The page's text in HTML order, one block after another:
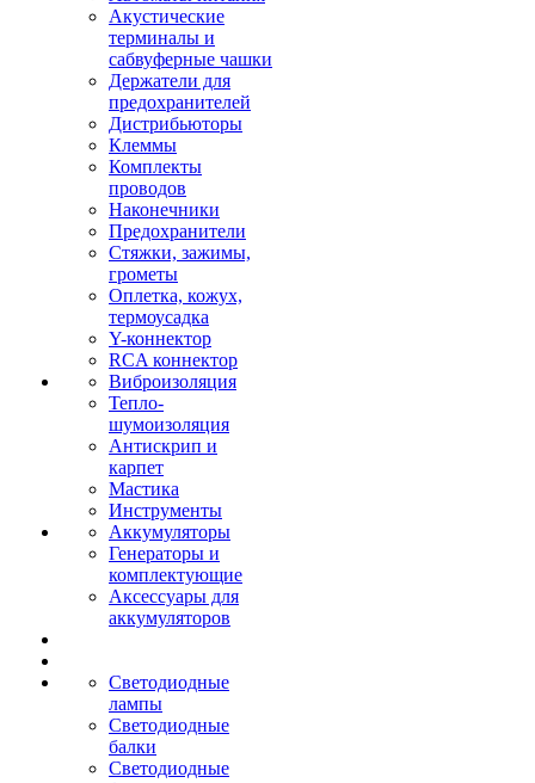
Акустические
терминалы и
сабвуферные чашки
Держатели для
предохранителей
Дистрибьюторы
Клеммы
Комплекты
проводов
Наконечники
Предохранители
Стяжки, зажимы,
грометы
Оплетка, кожух,
термоусадка
Y-коннектор
RCA коннектор
Виброизоляция
Тепло-
шумоизоляция
Антискрип и
карпет
Мастика
Инструменты
Аккумуляторы
Генераторы и
комплектующие
Аксессуары для
аккумуляторов
Светодиодные
лампы
Светодиодные
балки
Светодиодные